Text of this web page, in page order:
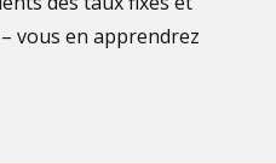
vous en apprendrez